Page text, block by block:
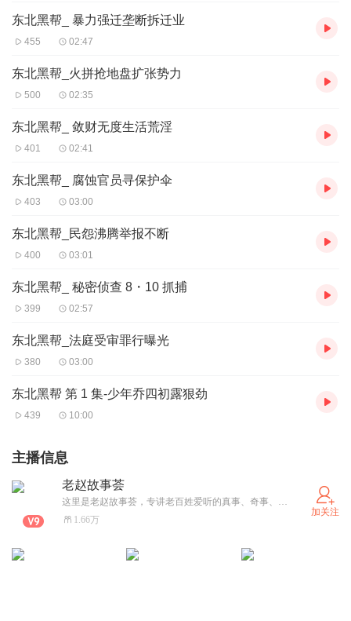
东北黑帮_ 暴力强迁垄断拆迁业
455 02:47
东北黑帮_火拼抢地盘扩张势力
500 02:35
东北黑帮_ 敛财无度生活荒淫
401 02:41
东北黑帮_ 腐蚀官员寻保护伞
403 03:00
东北黑帮_民怨沸腾举报不断
400 03:01
东北黑帮_ 秘密侦查 8・10 抓捕
399 02:57
东北黑帮_法庭受审罪行曝光
380 03:00
东北黑帮 第 1 集-少年乔四初露狠劲
439 10:00
主播信息
老赵故事荟
这里是老赵故事荟，专讲老百姓爱听的真事、奇事、暖心事。不绕弯、不煽情，用最实在的讲述，陪你度过轻松愉快的时光。关注我，好故事天天有。
1.66万
加关注